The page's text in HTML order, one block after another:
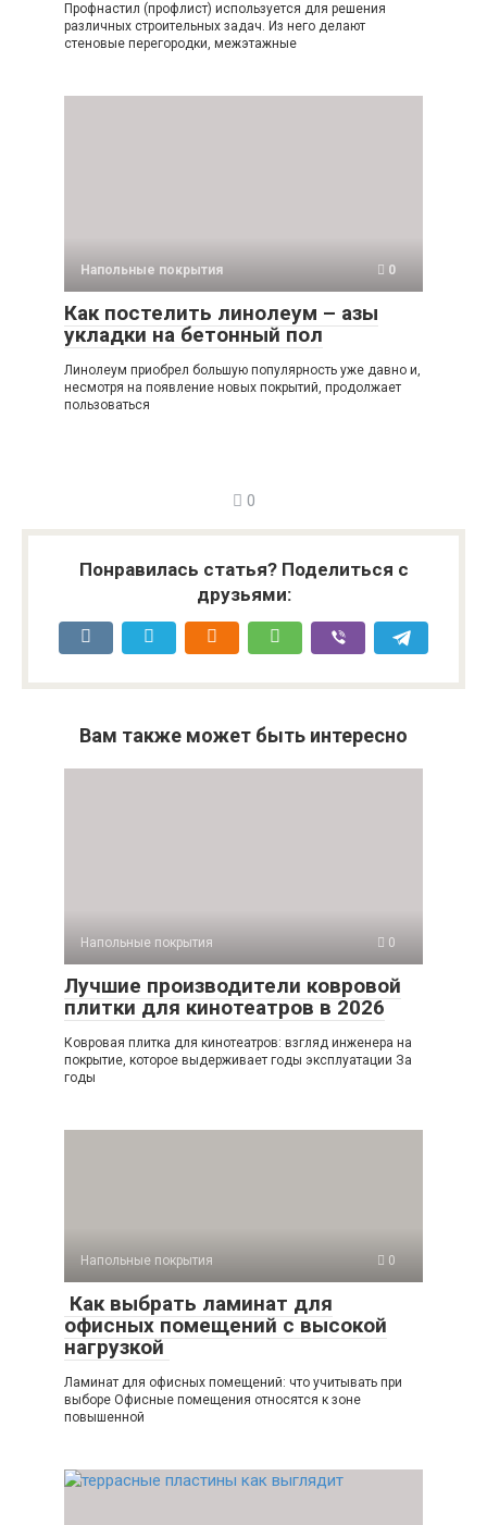
Профнастил (профлист) используется для решения
различных строительных задач. Из него делают
стеновые перегородки, межэтажные
Напольные покрытия 0
Как постелить линолеум – азы
укладки на бетонный пол
Линолеум приобрел большую популярность уже давно и,
несмотря на появление новых покрытий, продолжает
пользоваться
0
Понравилась статья? Поделиться с
друзьями:
Вам также может быть интересно
Напольные покрытия 0
Лучшие производители ковровой
плитки для кинотеатров в 2026
Ковровая плитка для кинотеатров: взгляд инженера на
покрытие, которое выдерживает годы эксплуатации За
годы
Напольные покрытия 0
Как выбрать ламинат для
офисных помещений с высокой
нагрузкой
Ламинат для офисных помещений: что учитывать при
выборе Офисные помещения относятся к зоне
повышенной